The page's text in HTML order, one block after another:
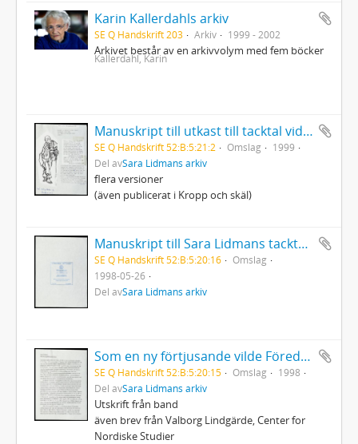
Karin Kallerdahls arkiv
SE Q Handskrift 203 Arkiv 1999 - 2002
Arkivet består av en arkivvolym med fem böcker
Kallerdahl, Karin
Manuskript till utkast till tacktal vid mottagandet av Pilotpriset
SE Q Handskrift 52:B:5:21:2 Omslag
1999
Del avSara Lidmans arkiv
flera versioner
(även publicerat i Kropp och skäl)
Manuskript till Sara Lidmans tacktal sedan hon tagit emot Sixten Heymans priset vid Göteborgs universitet
SE Q Handskrift 52:B:5:20:16
Omslag
1998-05-26
Del avSara Lidmans arkiv
Som en ny förtjusande vilde Föredrag vid konferens i Odense - uppbrottet från modernism
SE Q Handskrift 52:B:5:20:15 Omslag
1998
Del avSara Lidmans arkiv
Utskrift från band
även brev från Valborg Lindgärde, Center for
Nordiske Studier